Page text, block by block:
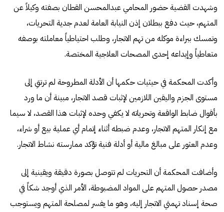
وشهدت القضية حضور المحامي عبدالمحسن القطان بصفته وكيلاً عن
المتهم، حيث دفع ببطلان إذن النيابة العامة لعدم جدية التحريات،
وتمسك ببراءة موكله من تهم الاتجار، وطلب احتياطياً معاملته بوصفه
متعاطياً وإيداعه إحدى المصحات العلاجية المختصة.
وأكدت المحكمة في حيثيات حكمها أن الأدلة المطروحة لم ترتقِ إلى
مستوى الجزم واليقين اللازمين لإثبات قصد الاتجار، مبينة أن ما ورد
بأقوال ضابط الواقعة وتحرياته لا يكفي وحده لإثبات هذا القصد، لا سيما
مع إنكار المتهم الاتجار، وعدم ضبطه أثناء إتمام أي عملية بيع أو شراء،
وعدم العثور على مبالغ مالية أو أدلة فنية تؤكد ممارسته نشاط الاتجار.
وأضافت المحكمة أن التحريات لم تتوصل بصورة دقيقة ويقينية إلى
مصدر حصول المتهم على المواد المضبوطة، الأمر الذي أوجد شكاً في
صحة إسناد تهمتي الاتجار إليه، وهو ما يفسر لمصلحة المتهم ويستوجب